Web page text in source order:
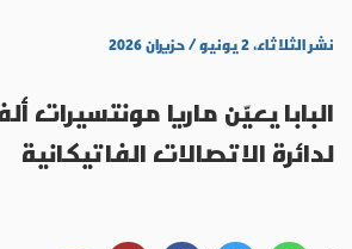
نشر الثلاثاء، ٢ يونيو / حزيران ٢٠٢٦
البابا يعيّن ماريا مونتسيرات
لدائرة الاتصالات الفاتيكانية